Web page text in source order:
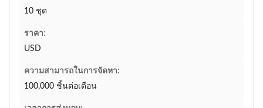
10 ชุด
ราคา:
USD
ความสามารถในการจัดหา:
100,000 ชิ้นต่อเดือน